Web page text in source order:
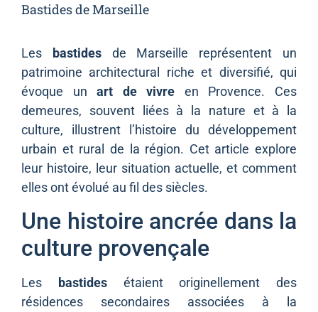
Bastides de Marseille
Les bastidesde Marseille représentent un
patrimoine architectural riche et diversifié, qui
évoque unart de vivre en Provence. Ces
demeures, souvent liées à la nature et à la
culture, illustrent l’histoire du développement
urbain et rural de la région. Cet article explore
leur histoire, leur situation actuelle, et comment
elles ont évolué au fil des siècles.
Une histoire ancrée dans la
culture provençale
Les bastidesétaient originellement des
résidences secondaires associées à la